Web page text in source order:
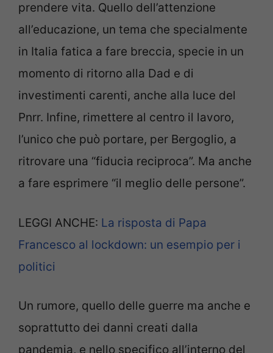
prendere vita. Quello dell’attenzione
all’educazione, un tema che specialmente
in Italia fatica a fare breccia, specie in un
momento di ritorno alla Dad e di
investimenti carenti, anche alla luce del
Pnrr. Infine, rimettere al centro il lavoro,
l’unico che può portare, per Bergoglio, a
ritrovare una “fiducia reciproca”. Ma anche
a fare esprimere “il meglio delle persone”.
LEGGI ANCHE: La risposta di Papa
Francesco al lockdown: un esempio per i
politici
Un rumore, quello delle guerre ma anche e
soprattutto dei danni creati dalla
pandemia, e nello specifico all’interno del